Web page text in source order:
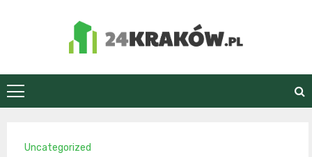
24Kraków.pl
Uncategorized